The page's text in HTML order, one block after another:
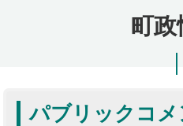
町政
パブリックコ